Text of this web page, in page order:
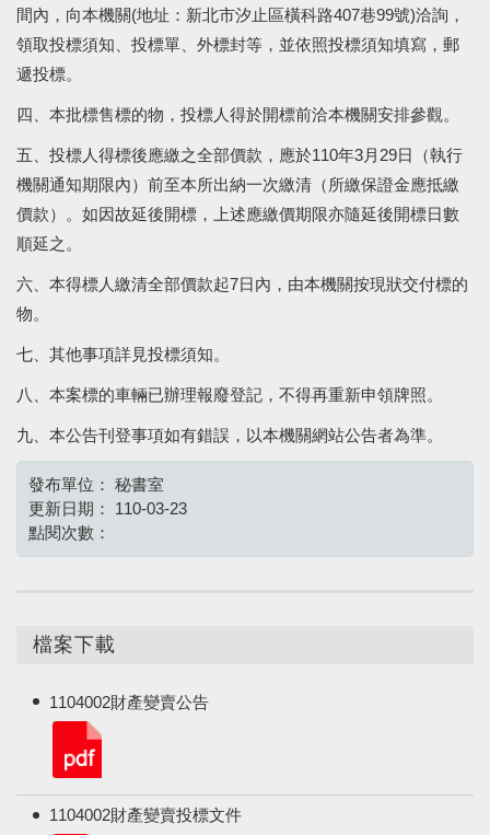
間內，向本機關(地址：新北市汐止區橫科路407巷99號)洽詢，
領取投標須知、投標單、外標封等，並依照投標須知填寫，郵
遞投標。
四、本批標售標的物，投標人得於開標前洽本機關安排參觀。
五、投標人得標後應繳之全部價款，應於110年3月 29日（執行
機關通知期限內）前至本所出納一次繳清（所繳保證金應抵繳
價款）。如因故延後開標，上述應繳價期限亦隨延後開標日數
順延之。
六、本得標人繳清全部價款起7日內，由本機關按現狀交付標的
物。
七、其他事項詳見投標須知。
八、本案標的車輛已辦理報廢登記，不得再重新申領牌照。
九、本公告刊登事項如有錯誤，以本機關網站公告者為準。
發布單位： 秘書室
更新日期：
110-03-23
點閱次數：
檔案下載
1104002財產變賣公告
1104002財產變賣投標文件